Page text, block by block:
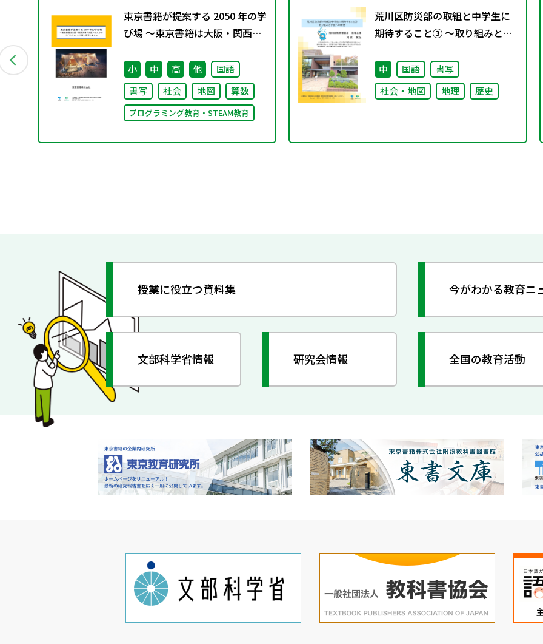
東京書籍が提案する 2050 年の学
び場 ～東京書籍は大阪・関西万
博「大阪ヘルスケア パビリオ
ン」に出展・協賛します～
小 中 高 他
国語
書写
社会 地図 算数
プログラミング教育・STEAM教育
荒川区防災部の取組と中学生に
期待すること③ ～取り組みと今
後への期待～
中 国語
書写
社会・地図
地理 歴史
授業に役立つ資料集 今がわかる教育ニ
文部科学省情報 研究会情報 全国の教育活動